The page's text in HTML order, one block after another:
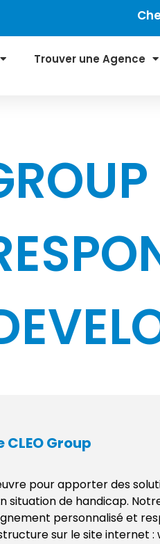
Chez
Trouver une Agence
Group
pour apporter des
de handicap.
personnalisé et
sur le site internet